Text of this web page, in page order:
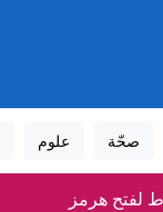
صحّة علوم
لفتح هرمز